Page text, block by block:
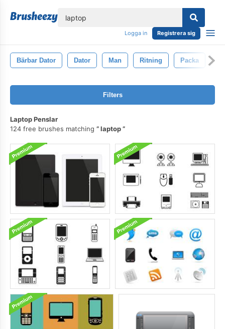
Logga in Registrera sig
Bärbar Dator Dator Man Ritning Packa
Filters
Laptop Penslar
124 free brushes matching
laptop